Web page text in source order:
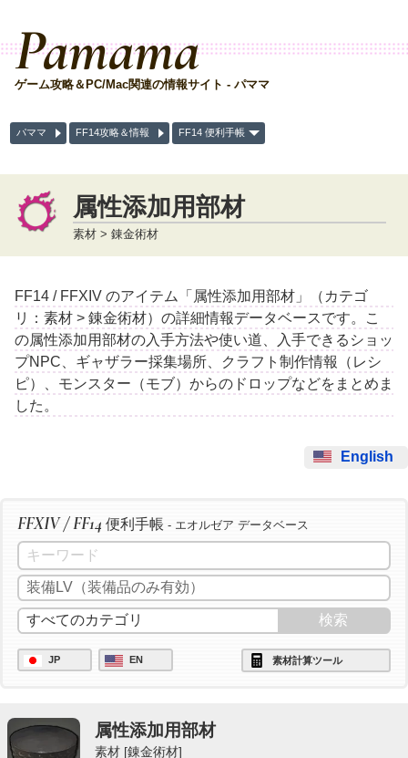
Pamama
ゲーム攻略＆PC/Mac関連の情報サイト - パママ
パママ FF14攻略＆情報 FF14 便利手帳
属性添加用部材
素材 > 錬金術材
FF14 / FFXIV のアイテム「属性添加用部材」（カテゴ
リ：素材 > 錬金術材）の詳細情報データベースです。こ
の属性添加用部材の入手方法や使い道、入手できるショッ
プNPC、ギャザラー採集場所、クラフト制作情報（レシ
ピ）、モンスター（モブ）からのドロップなどをまとめま
した。
English
FFXIV / FF14 便利手帳 - エオルゼア データベース
JP EN 素材計算ツール
属性添加用部材
素材 [錬金術材]